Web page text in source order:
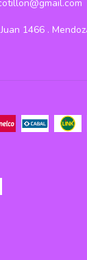
1466 .